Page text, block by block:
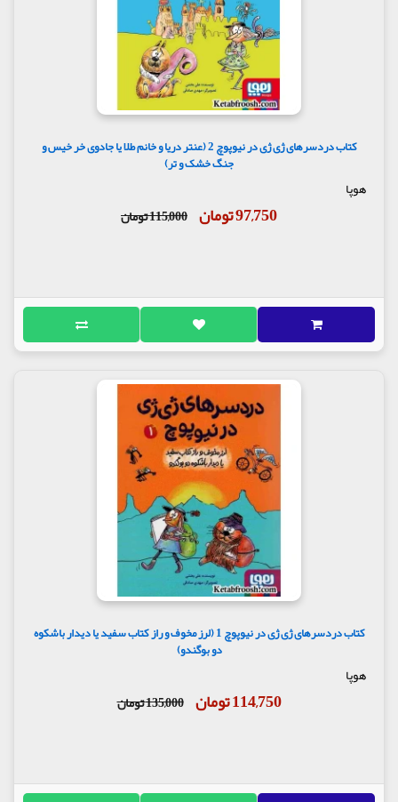
کتاب دردسرهای ژی ژی در نیوپوچ 2 (عنتر دریا و خانم طلا یا جادوی خر خیس و
جنگ خشک و تر)
هوپا
97,750 تومان 115,000 تومان
کتاب دردسرهای ژی ژی در نیوپوچ 1 (لرز مخوف و راز کتاب سفید یا دیدار باشکوه
دو بوگندو)
هوپا
114,750 تومان 135,000 تومان